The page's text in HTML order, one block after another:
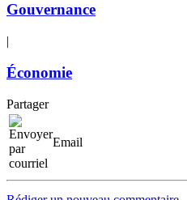
Gouvernance
|
Économie
Partager
Email